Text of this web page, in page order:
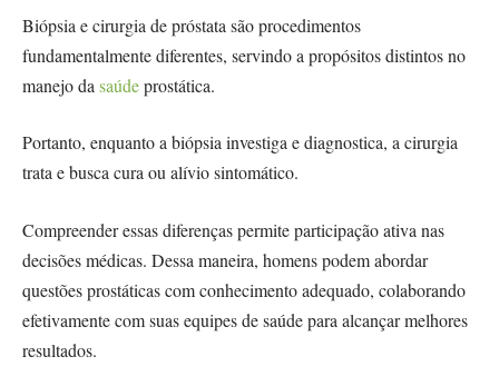
Biópsia e cirurgia de próstata são procedimentos
fundamentalmente diferentes, servindo a propósitos distintos no
manejo da saúdeprostática.
Portanto, enquanto a biópsia investiga e diagnostica, a cirurgia
trata e busca cura ou alívio sintomático.
Compreender essas diferenças permite participação ativa nas
decisões médicas. Dessa maneira, homens podem abordar
questões prostáticas com conhecimento adequado, colaborando
efetivamente com suas equipes de saúde para alcançar melhores
resultados.